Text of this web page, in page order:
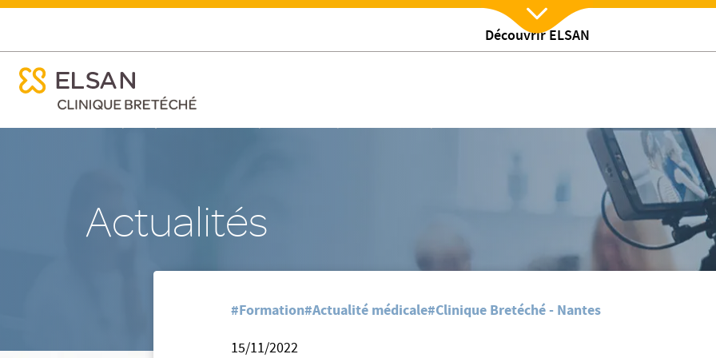
au
Découvrir ELSAN
Formation - Ménopause
menu mobile
Nx:Afficher menu
menu mobile
Actualités
Accueil/Clinique Bretéché - Nantes/Nos actualites/Formation - Ménopause
#Formation#Actualité médicale#Clinique Bretéché - Nantes
15/11/2022